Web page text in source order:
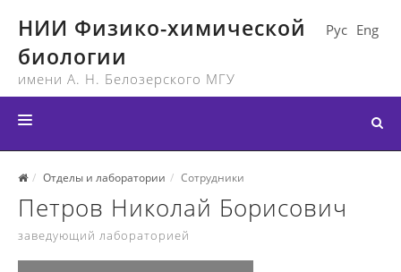
Eng
Рус
НИИ Физико-химической
биологии
имени А. Н. Белозерского МГУ
СТРУКТУРА ИНСТИТУТА
НОВОСТИ
Отделы и лаборатории Сотрудники
Петров Николай Борисович
заведующий лабораторией